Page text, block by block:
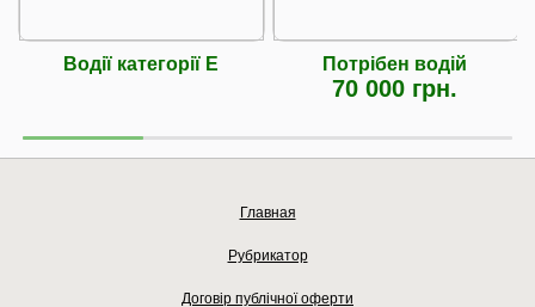
Водії категорії Е Потрібен водій
70 000 грн.
Главная
Рубрикатор
Договір публічної оферти